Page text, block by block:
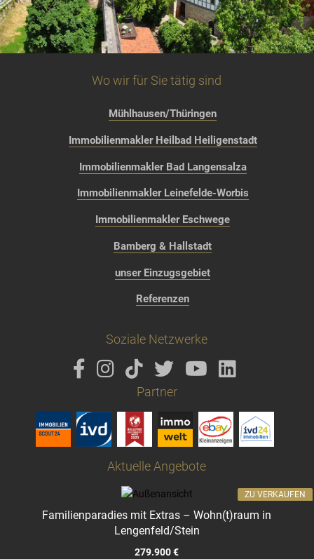
Wo wir für Sie tätig sind
Mühlhausen/Thüringen
Immobilienmakler Heilbad Heiligenstadt
Immobilienmakler Bad Langensalza
Immobilienmakler Leinefelde-Worbis
Immobilienmakler Eschwege
Bamberg & Hallstadt
unser Einzugsgebiet
Referenzen
Soziale Netzwerke
Partner
Aktuelle Angebote
Familienparadies mit Extras – Wohn(t)raum in
Lengenfeld/Stein
279.900 €
ZU VERKAUFEN